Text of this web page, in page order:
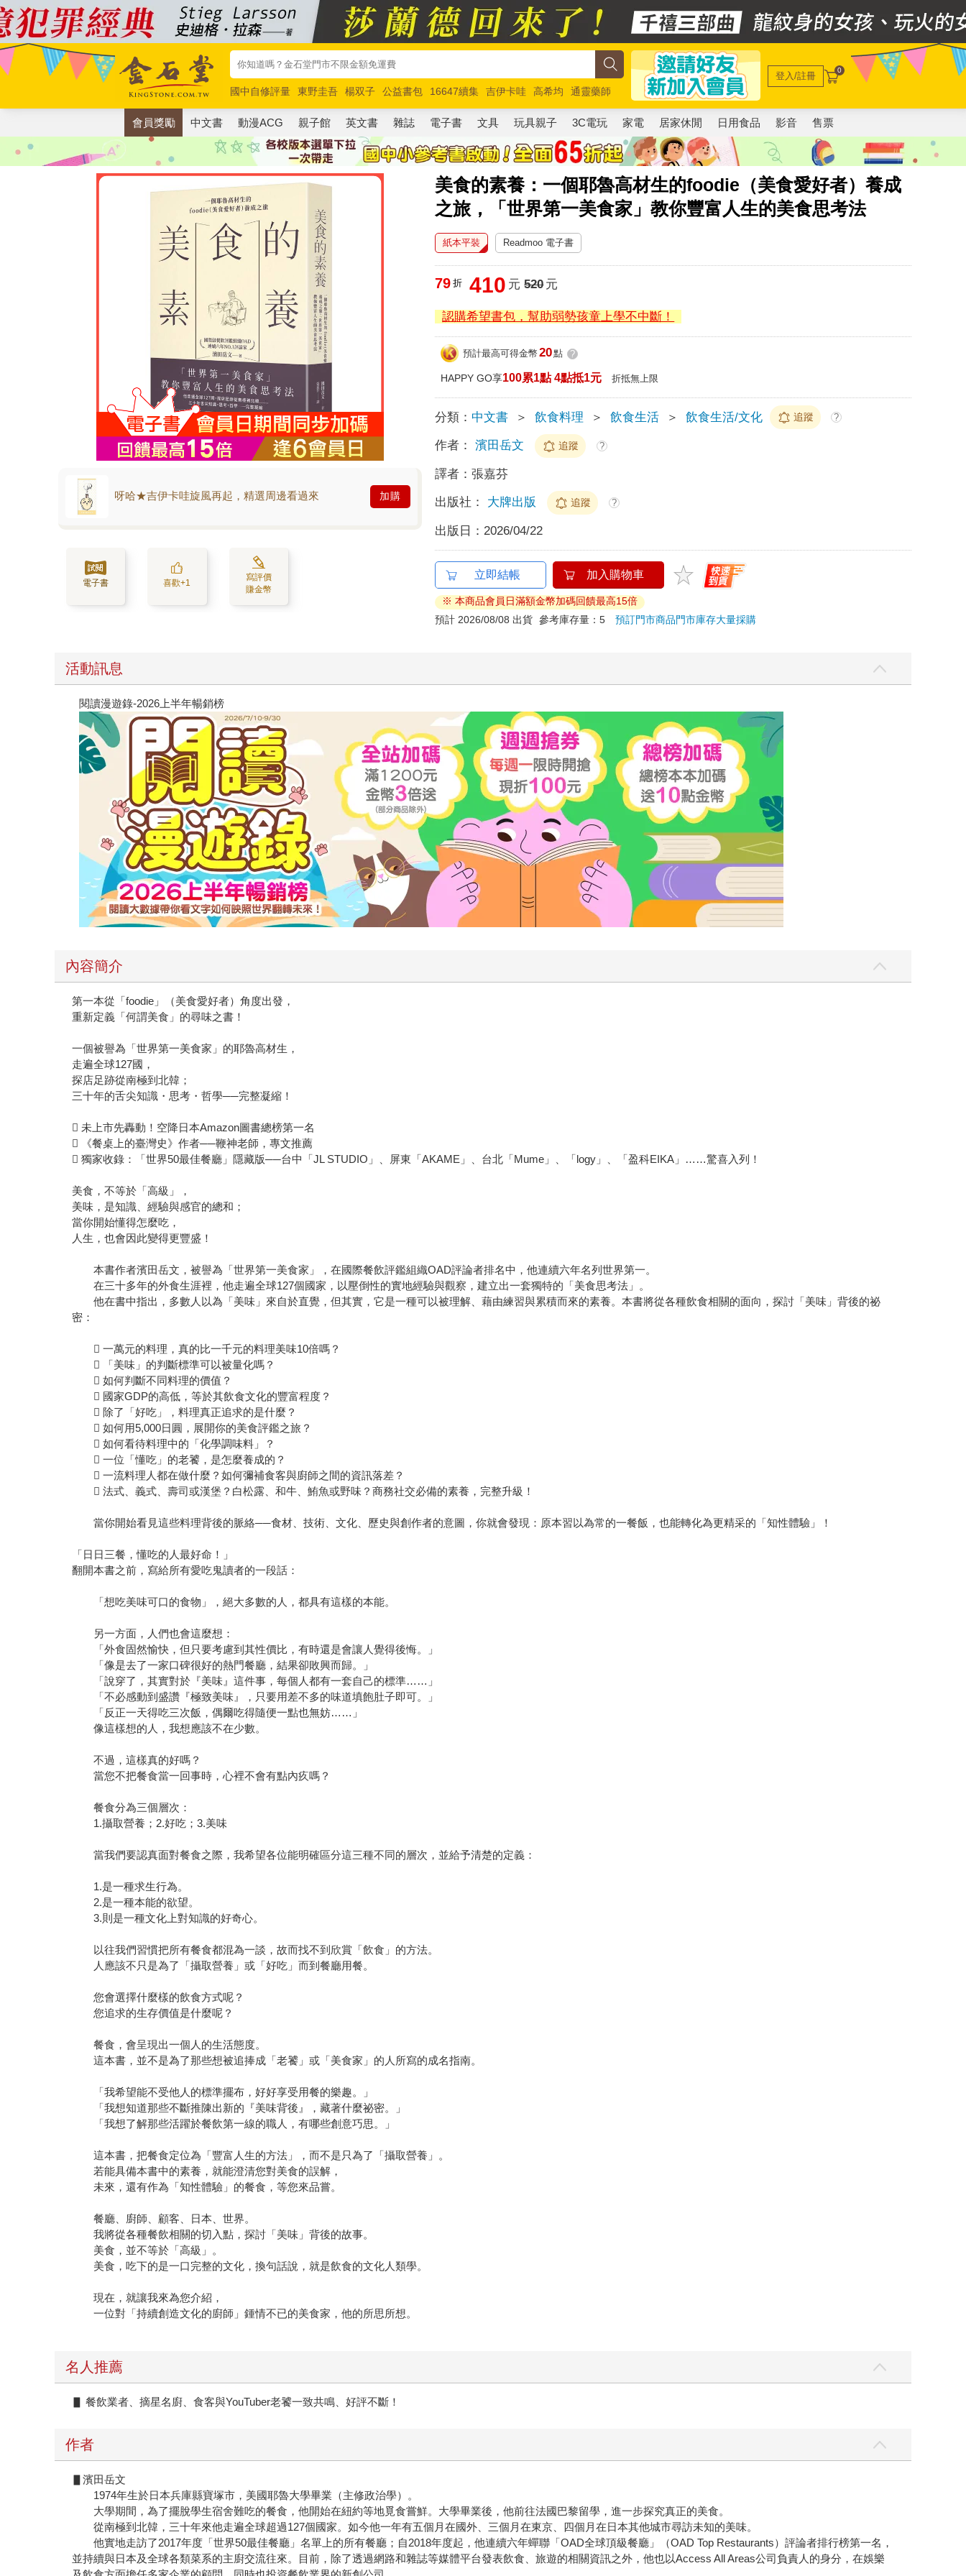
國中自修評量 東野圭吾 楊双子 公益書包 16647續集 吉伊卡哇 高希均
通靈藥師
唯紅花綻放
奧德賽 路邊攤新作 馬斯克 玩具總動員5 超慢跑
登入/註冊 0
會員獎勵 中文書 動漫ACG 親子館 英文書 雜誌 電子書 文具 玩具親子 3C電玩 家電 居家休閒 日用食品 影音 售票
美食的素養：一個耶魯高材生的foodie（美食愛好者）養成
之旅，「世界第一美食家」教你豐富人生的美食思考法
呀哈★吉伊卡哇旋風再起，精選周邊看過來 加購
電子書 喜歡+1
寫評價
賺金幣
紙本平裝 Readmoo 電子書
79 折 410 元 520元
認購希望書包，幫助弱勢孩童上學不中斷！
預計最高可得金幣 20點 ?
HAPPY GO享100累1點 4點抵1元 折抵無上限
分類： 中文書 ＞ 飲食料理 ＞ 飲食生活 ＞ 飲食生活/文化 追蹤 ?
作者： 濱田岳文 追蹤 ?
譯者：張嘉芬
出版社： 大牌出版 追蹤 ?
出版日： 2026/04/22
立即結帳 加入購物車
※ 本商品會員日滿額金幣加碼回饋最高15倍
預計 2026/08/08 出貨 參考庫存量：5預訂門市商品門市庫存大量採購
活動訊息
閱讀漫遊錄-2026上半年暢銷榜
內容簡介
第一本從「foodie」（美食愛好者）角度出發，
重新定義「何謂美食」的尋味之書！
一個被譽為「世界第一美食家」的耶魯高材生，
走遍全球127國，
探店足跡從南極到北韓；
三十年的舌尖知識・思考・哲學──完整凝縮！
 未上市先轟動！空降日本Amazon圖書總榜第一名
 《餐桌上的臺灣史》作者──鞭神老師，專文推薦
 獨家收錄：「世界50最佳餐廳」隱藏版──台中「JL STUDIO」、屏東「AKAME」、台北「Mume」、「logy」、「盈科EIKA」……驚喜入列！
美食，不等於「高級」，
美味，是知識、經驗與感官的總和；
當你開始懂得怎麼吃，
人生，也會因此變得更豐盛！
本書作者濱田岳文，被譽為「世界第一美食家」，在國際餐飲評鑑組織OAD評論者排名中，他連續六年名列世界第一。
在三十多年的外食生涯裡，他走遍全球127個國家，以壓倒性的實地經驗與觀察，建立出一套獨特的「美食思考法」。
他在書中指出，多數人以為「美味」來自於直覺，但其實，它是一種可以被理解、藉由練習與累積而來的素養。本書將從各種飲食相關的面向，探討「美味」背後的祕
密：
 一萬元的料理，真的比一千元的料理美味10倍嗎？
 「美味」的判斷標準可以被量化嗎？
 如何判斷不同料理的價值？
 國家GDP的高低，等於其飲食文化的豐富程度？
 除了「好吃」，料理真正追求的是什麼？
 如何用5,000日圓，展開你的美食評鑑之旅？
 如何看待料理中的「化學調味料」？
 一位「懂吃」的老饕，是怎麼養成的？
 一流料理人都在做什麼？如何彌補食客與廚師之間的資訊落差？
 法式、義式、壽司或漢堡？白松露、和牛、鮪魚或野味？商務社交必備的素養，完整升級！
當你開始看見這些料理背後的脈絡──食材、技術、文化、歷史與創作者的意圖，你就會發現：原本習以為常的一餐飯，也能轉化為更精采的「知性體驗」！
「日日三餐，懂吃的人最好命！」
翻開本書之前，寫給所有愛吃鬼讀者的一段話：
「想吃美味可口的食物」，絕大多數的人，都具有這樣的本能。
另一方面，人們也會這麼想：
「外食固然愉快，但只要考慮到其性價比，有時還是會讓人覺得後悔。」
「像是去了一家口碑很好的熱門餐廳，結果卻敗興而歸。」
「說穿了，其實對於『美味』這件事，每個人都有一套自己的標準……」
「不必感動到盛讚『極致美味』，只要用差不多的味道填飽肚子即可。」
「反正一天得吃三次飯，偶爾吃得隨便一點也無妨……」
像這樣想的人，我想應該不在少數。
不過，這樣真的好嗎？
當您不把餐食當一回事時，心裡不會有點內疚嗎？
餐食分為三個層次：
1.攝取營養；2.好吃；3.美味
當我們要認真面對餐食之際，我希望各位能明確區分這三種不同的層次，並給予清楚的定義：
1.是一種求生行為。
2.是一種本能的欲望。
3.則是一種文化上對知識的好奇心。
以往我們習慣把所有餐食都混為一談，故而找不到欣賞「飲食」的方法。
人應該不只是為了「攝取營養」或「好吃」而到餐廳用餐。
您會選擇什麼樣的飲食方式呢？
您追求的生存價值是什麼呢？
餐食，會呈現出一個人的生活態度。
這本書，並不是為了那些想被追捧成「老饕」或「美食家」的人所寫的成名指南。
「我希望能不受他人的標準擺布，好好享受用餐的樂趣。」
「我想知道那些不斷推陳出新的『美味背後』，藏著什麼祕密。」
「我想了解那些活躍於餐飲第一線的職人，有哪些創意巧思。」
這本書，把餐食定位為「豐富人生的方法」，而不是只為了「攝取營養」。
若能具備本書中的素養，就能澄清您對美食的誤解，
未來，還有作為「知性體驗」的餐食，等您來品嘗。
餐廳、廚師、顧客、日本、世界。
我將從各種餐飲相關的切入點，探討「美味」背後的故事。
美食，並不等於「高級」。
美食，吃下的是一口完整的文化，換句話說，就是飲食的文化人類學。
現在，就讓我來為您介紹，
一位對「持續創造文化的廚師」鍾情不已的美食家，他的所思所想。
名人推薦
▋ 餐飲業者、摘星名廚、食客與YouTuber老饕一致共鳴、好評不斷！
作者
▋濱田岳文
1974年生於日本兵庫縣寶塚市，美國耶魯大學畢業（主修政治學）。
大學期間，為了擺脫學生宿舍難吃的餐食，他開始在紐約等地覓食嘗鮮。大學畢業後，他前往法國巴黎留學，進一步探究真正的美食。
從南極到北韓，三十年來他走遍全球超過127個國家。如今他一年有五個月在國外、三個月在東京、四個月在日本其他城市尋訪未知的美味。
他實地走訪了2017年度「世界50最佳餐廳」名單上的所有餐廳；自2018年度起，他連續六年蟬聯「OAD全球頂級餐廳」（OAD Top Restaurants）評論者排行榜第一名，
並持續與日本及全球各類菜系的主廚交流往來。目前，除了透過網路和雜誌等媒體平台發表飲食、旅遊的相關資訊之外，他也以Access All Areas公司負責人的身分，在娛樂